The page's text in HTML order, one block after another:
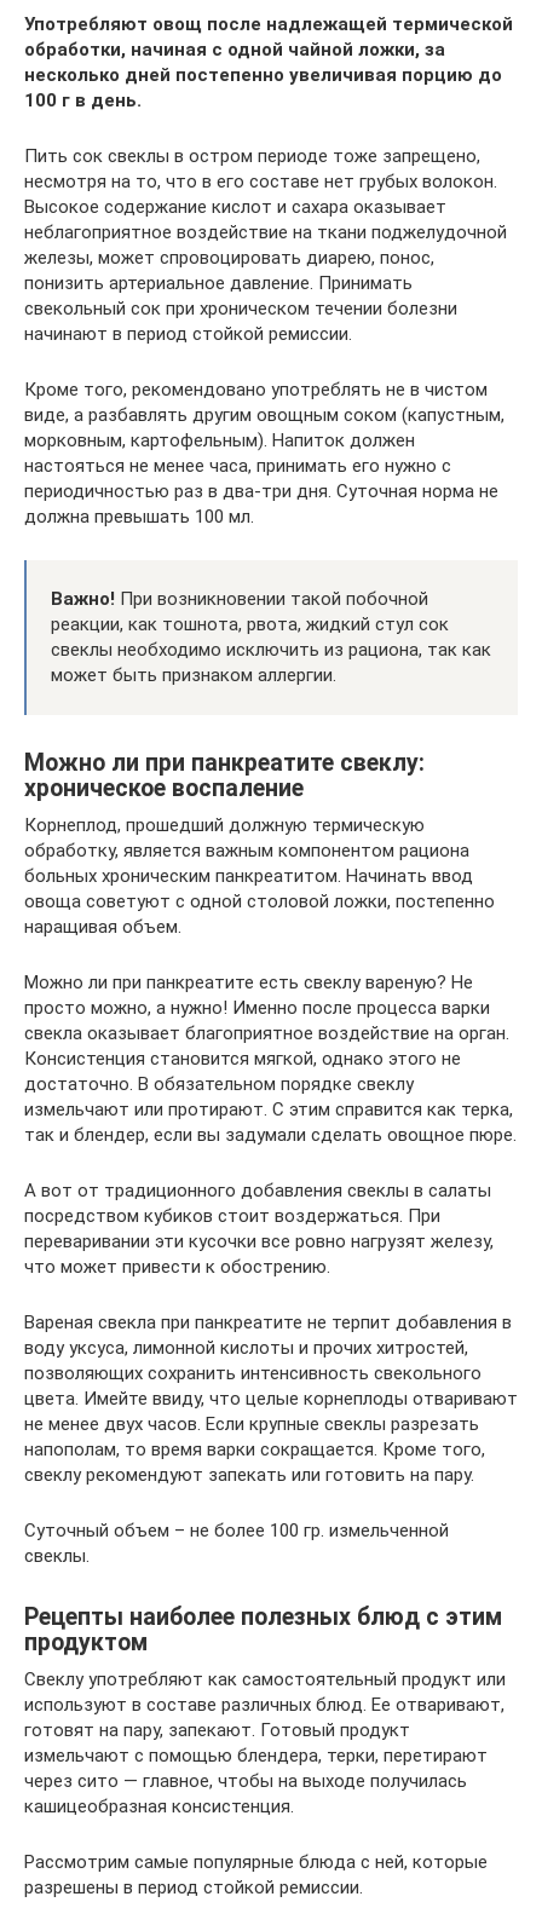
Употребляют овощ после надлежащей термической
обработки, начиная с одной чайной ложки, за
несколько дней постепенно увеличивая порцию до
100 г в день.
Пить сок свеклы в остром периоде тоже запрещено,
несмотря на то, что в его составе нет грубых волокон.
Высокое содержание кислот и сахара оказывает
неблагоприятное воздействие на ткани поджелудочной
железы, может спровоцировать диарею, понос,
понизить артериальное давление. Принимать
свекольный сок при хроническом течении болезни
начинают в период стойкой ремиссии.
Кроме того, рекомендовано употреблять не в чистом
виде, а разбавлять другим овощным соком (капустным,
морковным, картофельным). Напиток должен
настояться не менее часа, принимать его нужно с
периодичностью раз в два-три дня. Суточная норма не
должна превышать 100 мл.
Важно! При возникновении такой побочной
реакции, как тошнота, рвота, жидкий стул сок
свеклы необходимо исключить из рациона, так как
может быть признаком аллергии.
Можно ли при панкреатите свеклу:
хроническое воспаление
Корнеплод, прошедший должную термическую
обработку, является важным компонентом рациона
больных хроническим панкреатитом. Начинать ввод
овоща советуют с одной столовой ложки, постепенно
наращивая объем.
Можно ли при панкреатите есть свеклу вареную? Не
просто можно, а нужно! Именно после процесса варки
свекла оказывает благоприятное воздействие на орган.
Консистенция становится мягкой, однако этого не
достаточно. В обязательном порядке свеклу
измельчают или протирают. С этим справится как терка,
так и блендер, если вы задумали сделать овощное пюре.
А вот от традиционного добавления свеклы в салаты
посредством кубиков стоит воздержаться. При
переваривании эти кусочки все ровно нагрузят железу,
что может привести к обострению.
Вареная свекла при панкреатите не терпит добавления в
воду уксуса, лимонной кислоты и прочих хитростей,
позволяющих сохранить интенсивность свекольного
цвета. Имейте ввиду, что целые корнеплоды отваривают
не менее двух часов. Если крупные свеклы разрезать
напополам, то время варки сокращается. Кроме того,
свеклу рекомендуют запекать или готовить на пару.
Суточный объем – не более 100 гр. измельченной
свеклы.
Рецепты наиболее полезных блюд с этим
продуктом
Свеклу употребляют как самостоятельный продукт или
используют в составе различных блюд. Ее отваривают,
готовят на пару, запекают. Готовый продукт
измельчают с помощью блендера, терки, перетирают
через сито — главное, чтобы на выходе получилась
кашицеобразная консистенция.
Рассмотрим самые популярные блюда с ней, которые
разрешены в период стойкой ремиссии.